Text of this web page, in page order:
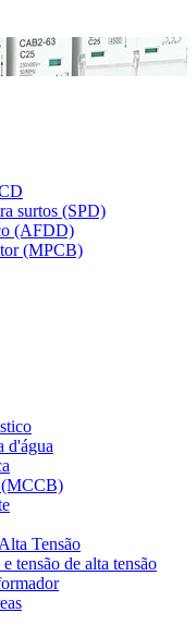
surtos (SPD)
(AFDD)
(MPCB)
d'água
(MCCB)
Tensão
tensão de alta tensão